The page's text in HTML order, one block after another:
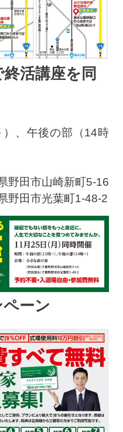
活講座を同
、午後の部（14時
田市山崎新町5-16
田市光葉町1-48-2
ーン